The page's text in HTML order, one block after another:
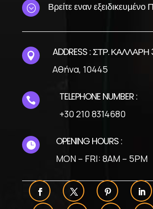
; Βρείτε εναν εξειδικευμένο
 ADDRESS : ΣΤΡ. ΚΑΛΛΑΡΗ
Αθήνα, 10445
 TELEPHONE NUMBER :
+30 210 8314680
 OPENING HOURS :
MON – FRI: 8AM – 5PM